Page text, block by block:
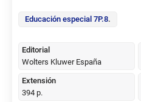
Educación especial 7P.8.
Editorial
Wolters Kluwer España
Extensión
394 p.